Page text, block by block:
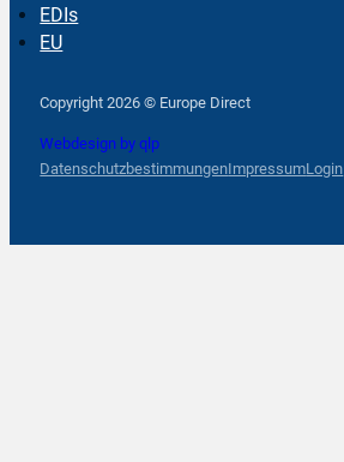
EDIs
EU
Copyright 2026 © Europe Direct
Webdesign by qlp
DatenschutzbestimmungenImpressumLogin